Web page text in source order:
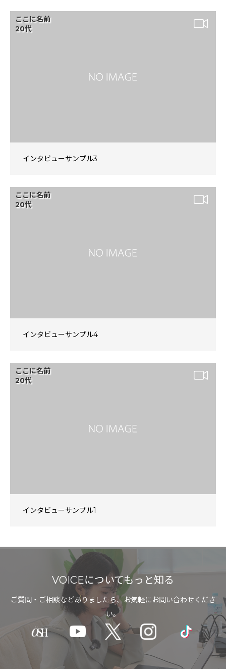
ここに名前
20代
インタビューサンプル3
ここに名前
20代
インタビューサンプル4
ここに名前
20代
インタビューサンプル1
VOICEについてもっと知る
ご質問・ご相談などありましたら、お気軽にお問い合わせくださ
い。